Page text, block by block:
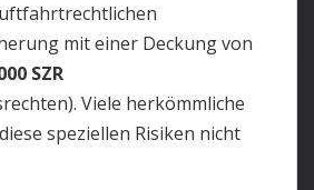
mit einer Deckung von
SZR
Viele herkömmliche
speziellen Risiken nicht